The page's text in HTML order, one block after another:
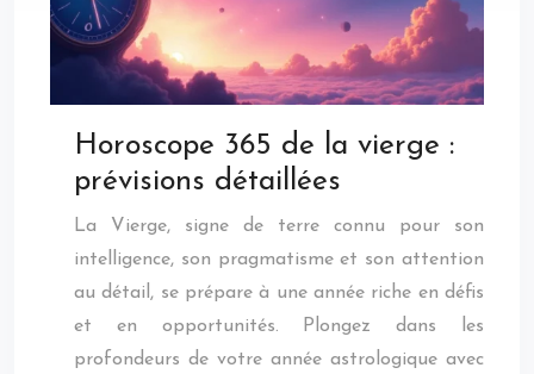
Horoscope 365 de la vierge :
prévisions détaillées
La Vierge, signe de terre connu pour son
intelligence, son pragmatisme et son attention
au détail, se prépare à une année riche en défis
et en opportunités. Plongez dans les
profondeurs de votre année astrologique avec